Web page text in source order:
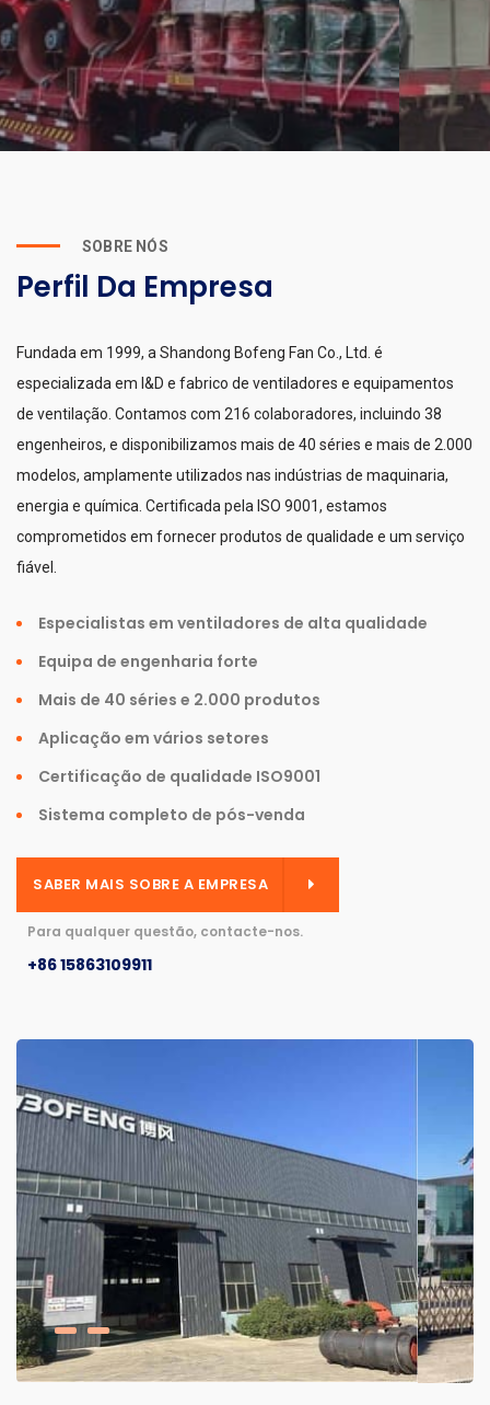
CONHEÇA MAIS SOLUÇÕES
VER TODOS OS PRODUTOS
SOBRE NÓS
Perfil Da Empresa
Fundada em 1999, a Shandong Bofeng Fan Co., Ltd. é
especializada em I&D e fabrico de ventiladores e equipamentos
de ventilação. Contamos com 216 colaboradores, incluindo 38
engenheiros, e disponibilizamos mais de 40 séries e mais de 2.000
modelos, amplamente utilizados nas indústrias de maquinaria,
energia e química. Certificada pela ISO 9001, estamos
comprometidos em fornecer produtos de qualidade e um serviço
fiável.
Especialistas em ventiladores de alta qualidade
Equipa de engenharia forte
Mais de 40 séries e 2.000 produtos
Aplicação em vários setores
Certificação de qualidade ISO9001
Sistema completo de pós-venda
SABER MAIS SOBRE A EMPRESA
Para qualquer questão, contacte-nos.
+86 15863109911